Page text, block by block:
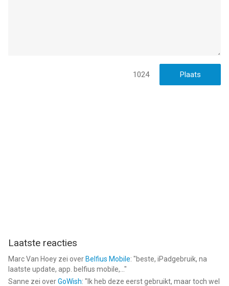
1024
Laatste reacties
Marc Van Hoey zei over Belfius Mobile: "beste, iPadgebruik, na
laatste update, app. belfius mobile,... "
Sanne zei overGoWish: " Ik heb deze eerst gebruikt, maar toch wel